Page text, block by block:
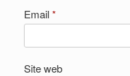
Email*
Site web